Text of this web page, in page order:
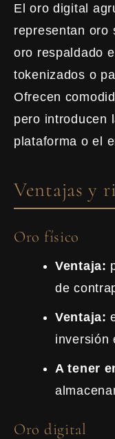
El oro digital
representan oro
oro respaldado
tokenizados o
Ofrecen
pero introducen
plataforma o el
Ventajas y
Oro físico
Ventaja:
de
Ventaja:
inversión
A tener
Oro digital